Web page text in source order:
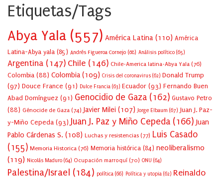
Etiquetas/Tags
Abya Yala (557) América Latina (110) América
Latina-Abya yala (85) Andrés Figueroa Cornejo (68) Análisis político (65)
Argentina (147) Chile (146) Chile-America latina-Abya Yala (76)
Colombia (88) Colombia(109) Crisis del coronavirus (62) Donald Trump
(97) Douce France (91) Dulce Francia (63) Ecuador (93) Fernando Buen
Abad Domínguez (91) Genocidio de Gaza (162) Gustavo Petro
(88) Génocide de Gaza (74) Javier Milei (107) Jorge Elbaum (67) Juan J. Paz-
y-Miño Cepeda (93) Juan J. Paz y Miño Cepeda (166) Juan
Pablo Cárdenas S. (108) Luchas y resistencias (77) Luis Casado
(155) Memoria Historica (76) Memoria histórica (84) neoliberalismo
(119) Nicolás Maduro (64) Ocupación marroquí (70) ONU (64)
Palestina/Israel (184) política (66) Política y utopia (62) Reinaldo